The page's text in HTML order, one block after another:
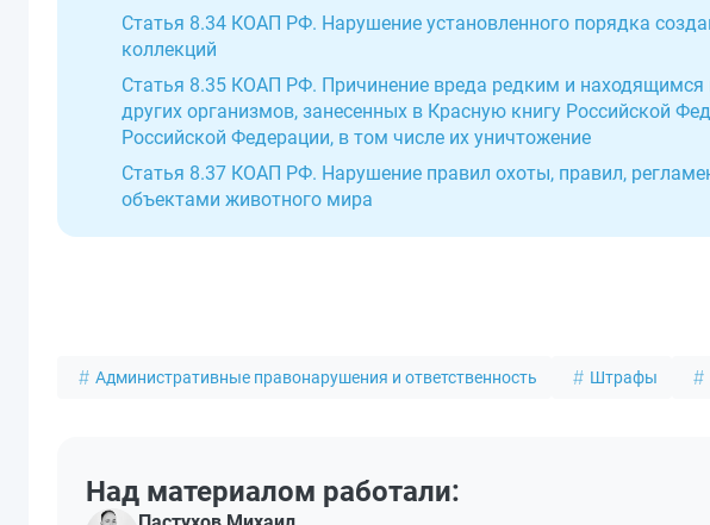
Статья 8.34 КОАП РФ. Нарушение установленного порядка
коллекций
Статья 8.35 КОАП РФ. Причинение вреда редким и находящимся
других организмов, занесенных в Красную книгу Российской
Российской Федерации, в том числе их уничтожение
Статья 8.37 КОАП РФ. Нарушение правил охоты, правил,
объектами животного мира
Административные правонарушения и ответственность Штрафы
Над материалом работали: